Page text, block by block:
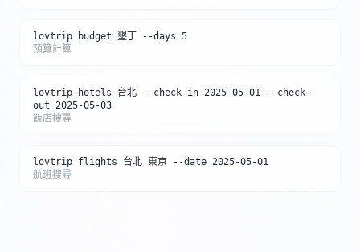
lovtrip budget 墾丁 --days 5
預算計算
lovtrip hotels 台北 --check-in 2025-05-01 --check-
out 2025-05-03
飯店搜尋
lovtrip flights 台北 東京 --date 2025-05-01
航班搜尋